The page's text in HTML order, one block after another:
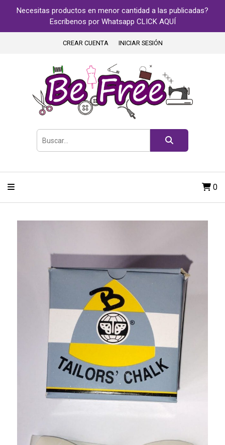
Necesitas productos en menor cantidad a las publicadas?
Escríbenos por Whatsapp CLICK AQUÍ
CREAR CUENTA INICIAR SESIÓN
0